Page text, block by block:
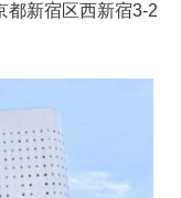
都新宿区西新宿3-2